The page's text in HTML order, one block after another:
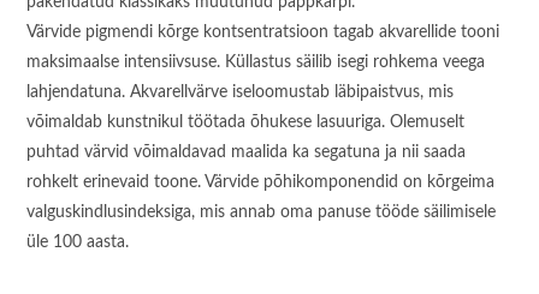
Värvide pigmendi kõrge kontsentratsioon tagab akvarellide tooni
maksimaalse intensiivsuse. Küllastus säilib isegi rohkema veega
lahjendatuna. Akvarellvärve iseloomustab läbipaistvus, mis
võimaldab kunstnikul töötada õhukese lasuuriga. Olemuselt
puhtad värvid võimaldavad maalida ka segatuna ja nii saada
rohkelt erinevaid toone. Värvide põhikomponendid on kõrgeima
valguskindlusindeksiga, mis annab oma panuse tööde säilimisele
üle 100 aasta.